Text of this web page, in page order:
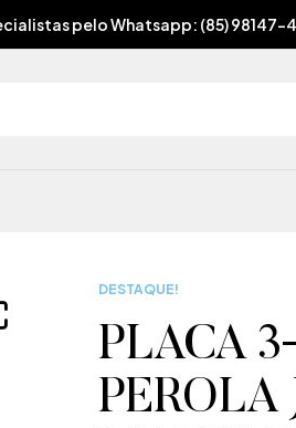
pelo Whatsapp: (85) 98147-
DESTAQUE!
PLACA
PEROLA